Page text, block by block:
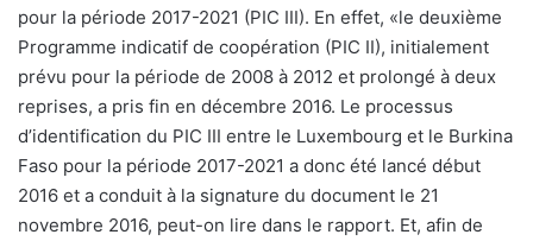
pour la période 2017-2021 (PIC III). En effet, «le deuxième
Programme indicatif de coopération (PIC II), initialement
prévu pour la période de 2008 à 2012 et prolongé à deux
reprises, a pris fin en décembre 2016. Le processus
d’identification du PIC III entre le Luxembourg et le Burkina
Faso pour la période 2017-2021 a donc été lancé début
2016 et a conduit à la signature du document le 21
novembre 2016, peut-on lire dans le rapport. Et, afin de